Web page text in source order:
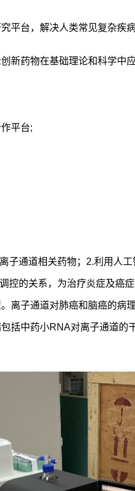
平台，解决人类常见复杂疾
新药物在基础理论和科学中应
平台;
子通道相关药物；2.利用人
控的关系，为治疗炎症及癌
离子通道对肺癌和脑癌的病
括中药小RNA对离子通道